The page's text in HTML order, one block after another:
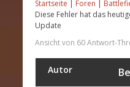
Startseite | Foren |
Diese Fehler hat das
Update
Ansicht von 60 Antwort-
Autor